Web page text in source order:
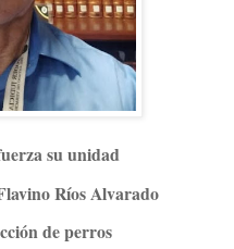
su unidad
Ríos Alvarado
de perros